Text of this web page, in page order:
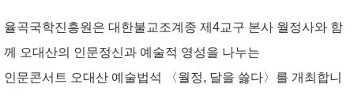
율곡국학진흥원은 대한불교조계종 제4교구 본사 월정사와 함
께 오대산의 인문정신과 예술적 영성을 나누는
인문콘서트 오대산 예술법석 〈월정, 달을 쓿다〉 를 개최합니